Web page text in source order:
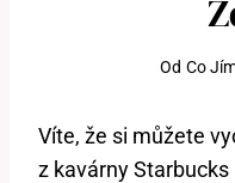
Od Co
Víte, že si můžete
z kavárny